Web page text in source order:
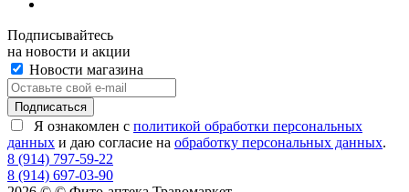
Подписывайтесь
на новости и акции
Новости магазина
Я ознакомлен с политикой обработки персональных
данных и даю согласие на обработку персональных данных.
8 (914) 797-59-22
8 (914) 697-03-90